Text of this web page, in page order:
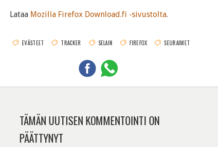
Lataa Mozilla Firefox Download.fi -sivustolta.
EVÄSTEET TRACKER SELAIN FIREFOX SEURAIMET
TÄMÄN UUTISEN KOMMENTOINTI ON
PÄÄTTYNYT